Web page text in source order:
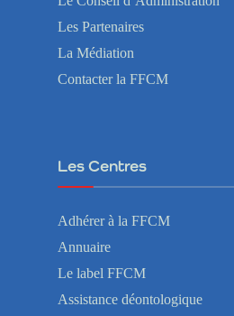
Les Partenaires
La Médiation
Contacter la FFCM
Les Centres
Adhérer à la FFCM
Annuaire
Le label FFCM
Assistance déontologique